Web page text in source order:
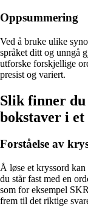
Oppsummering
Ved å bruke ulike
språket ditt og unngå
utforske forskjellige
presist og variert.
Slik finner
bokstaver i
Forståelse av
Å løse et kryssord
du står fast med en
som for eksempel
frem til det riktige